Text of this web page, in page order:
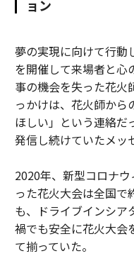
ョン
夢の実現に向けて行動
を開催して来場者と心
事の機会を失った花火
っかけは、花火師から
ほしい」という連絡だ
発信し続けていたメッ
2020年、新型コロナ
った花火大会は全国で
も、ドライブインシア
禍でも安全に花火大会
て揃っていた。